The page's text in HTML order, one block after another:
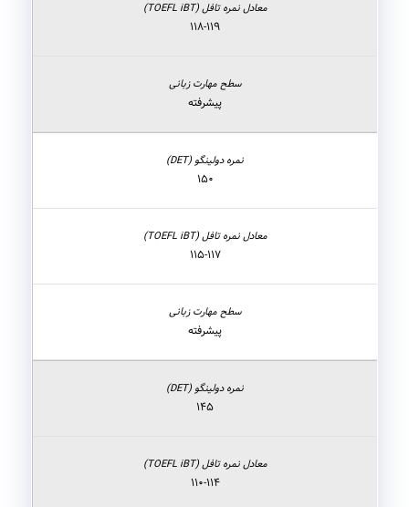
۱۱۸-۱۱۹
پیشرفته
۱۵۰
۱۱۵-۱۱۷
پیشرفته
۱۴۵
۱۱۰-۱۱۴